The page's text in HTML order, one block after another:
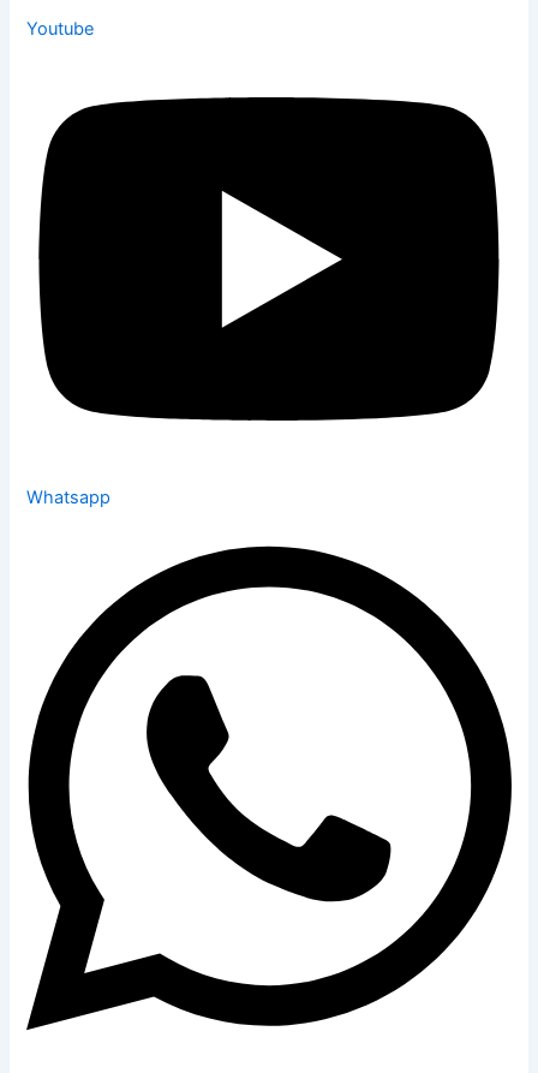
Youtube
Whatsapp